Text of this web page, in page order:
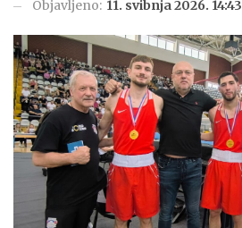
Objavljeno: 11. svibnja 2026. 14:43